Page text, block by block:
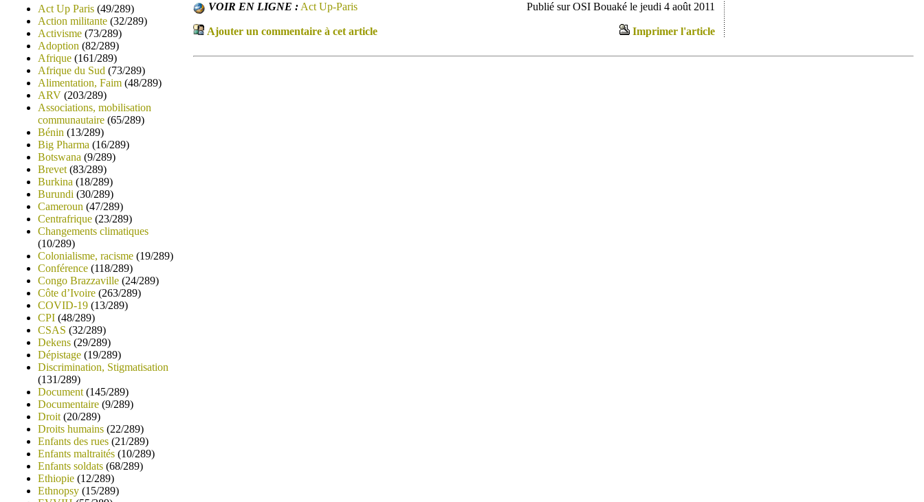
Act Up Paris (49/289)
Action militante (32/289)
Activisme (73/289)
Adoption (82/289)
Afrique (161/289)
Afrique du Sud (73/289)
Alimentation, Faim (48/289)
ARV (203/289)
Associations, mobilisation
communautaire (65/289)
Bénin (13/289)
Big Pharma (16/289)
Botswana (9/289)
Brevet (83/289)
Burkina (18/289)
Burundi (30/289)
Cameroun (47/289)
Centrafrique (23/289)
Changements climatiques
(10/289)
Colonialisme, racisme (19/289)
Conférence (118/289)
Congo Brazzaville (24/289)
Côte d’Ivoire (263/289)
COVID-19 (13/289)
CPI (48/289)
CSAS (32/289)
Dekens (29/289)
Dépistage (19/289)
Discrimination, Stigmatisation
(131/289)
Document (145/289)
Documentaire (9/289)
Droit (20/289)
Droits humains (22/289)
Enfants des rues (21/289)
Enfants maltraités (10/289)
Enfants soldats (68/289)
Ethiopie (12/289)
Ethnopsy (15/289)
VOIR EN LIGNE : Act Up-Paris Publié sur OSI Bouaké le jeudi 4 août 2011
Ajouter un commentaire à cet article Imprimer l'article